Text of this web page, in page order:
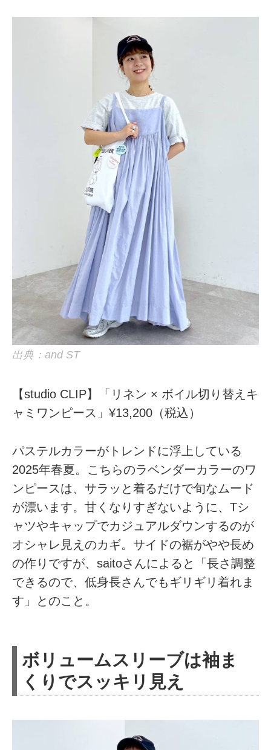
出典：and ST
【studio CLIP】「リネン × ボイル切り替えキ
ャミワンピース」¥13,200（税込）
パステルカラーがトレンドに浮上している
2025年春夏。こちらのラベンダーカラーのワ
ンピースは、サラッと着るだけで旬なムード
が漂います。甘くなりすぎないように、Tシ
ャツやキャップでカジュアルダウンするのが
オシャレ見えのカギ。サイドの裾がやや長め
の作りですが、saitoさんによると「長さ調整
できるので、低身長さんでもギリギリ着れま
す」とのこと。
ボリュームスリーブは袖ま
くりでスッキリ見え